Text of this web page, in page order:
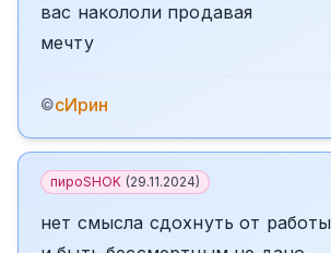
вас накололи продавая
мечту
©сИрин
пироSHOK (29.11.2024)
нет смысла сдохнуть от работы